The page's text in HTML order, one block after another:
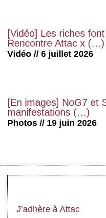
[Vidéo] Les riches
Rencontre Attac x (…)
Vidéo // 6 juillet 2026
[En images] NoG7 et
manifestations (…)
Photos // 19 juin 2026
J’adhère à Attac